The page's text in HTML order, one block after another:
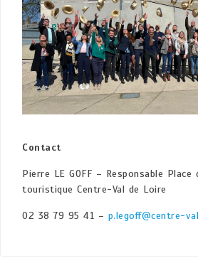
Contact
Pierre LE GOFF – Responsable Place
touristique Centre-Val de Loire
02 38 79 95 41 – p.legoff@centre-